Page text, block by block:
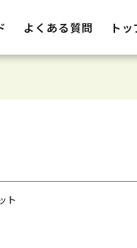
よくある質問 ト
ト